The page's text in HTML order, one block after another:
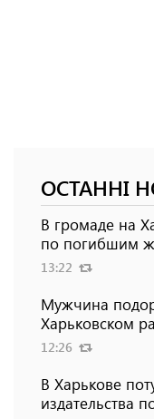
ОСТАННІ
В громаде на
по погибшим
13:22
Мужчина
Харьковском
12:26
В Харькове
издательства